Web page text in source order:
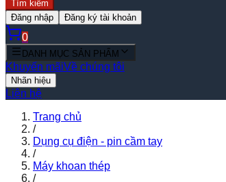
Tìm kiếm
Đăng nhập
Đăng ký tài khoản
0
DANH MỤC SẢN PHẨM
Khuyến mãiVề chúng tôi
Nhãn hiệu
Liên hệ
Trang chủ
/
Dụng cụ điện - pin cầm tay
/
Máy khoan thép
/